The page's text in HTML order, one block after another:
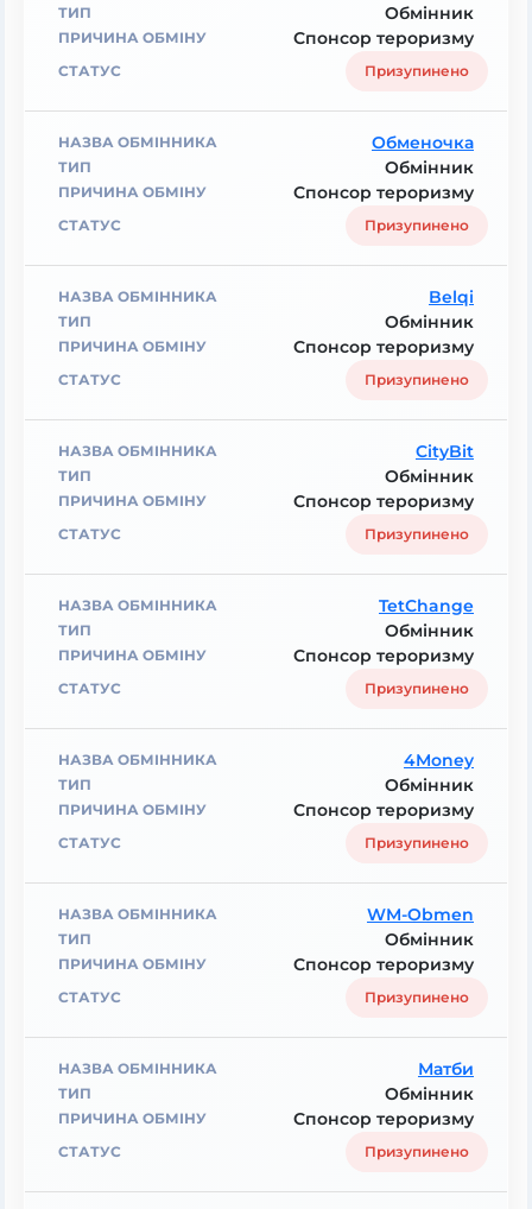
Обмінник
Спонсор тероризму
Призупинено
Обменочка
Обмінник
Спонсор тероризму
Призупинено
Belqi
Обмінник
Спонсор тероризму
Призупинено
CityBit
Обмінник
Спонсор тероризму
Призупинено
TetChange
Обмінник
Спонсор тероризму
Призупинено
4Money
Обмінник
Спонсор тероризму
Призупинено
WM-Obmen
Обмінник
Спонсор тероризму
Призупинено
Матби
Обмінник
Спонсор тероризму
Призупинено